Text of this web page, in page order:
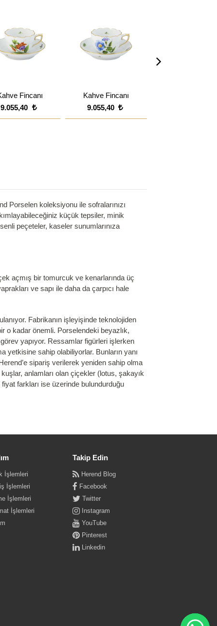
Fincanı
9.055,40
Kahve Fincanı
9.055,40
Porselen koleksiyonu ile sofralarınızı
küçük tepsiler, minik
peçeteler, kaseler sunumlarınıza
açmış bir tomurcuk ve kenarlarında üç
ve sapı ile daha da çarpıcı hale
Fabrikanın işleyişinde teknolojiden
o kadar önemli. Porselendeki beyazlık,
yapıyor. Ressamlar figürleri işlerken
yetkisine sahip olabiliyorlar. Bunların yanı
sipariş verilerek yeniden sahip olma
anlamları olan çiçekler (lotus, şakayık
farkları ise üzerinde bulundurduğu
İşlemleri
İşlemleri
İşlemleri
İşlemleri
Takip Edin
Herend Blog
Facebook
Twitter
Instagram
YouTube
Pinterest
Linkedin